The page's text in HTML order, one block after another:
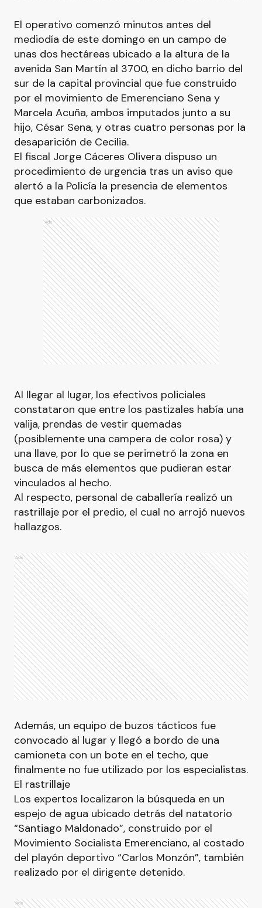
El operativo comenzó minutos antes del
mediodía de este domingo en un campo de
unas dos hectáreas ubicado a la altura de la
avenida San Martín al 3700, en dicho barrio del
sur de la capital provincial que fue construido
por el movimiento de Emerenciano Sena y
Marcela Acuña, ambos imputados junto a su
hijo, César Sena, y otras cuatro personas por la
desaparición de Cecilia.
El fiscal Jorge Cáceres Olivera dispuso un
procedimiento de urgencia tras un aviso que
alertó a la Policía la presencia de elementos
que estaban carbonizados.
Ads
Al llegar al lugar, los efectivos policiales
constataron que entre los pastizales había una
valija, prendas de vestir quemadas
(posiblemente una campera de color rosa) y
una llave, por lo que se perimetró la zona en
busca de más elementos que pudieran estar
vinculados al hecho.
Al respecto, personal de caballería realizó un
rastrillaje por el predio, el cual no arrojó nuevos
hallazgos.
Ads
Además, un equipo de buzos tácticos fue
convocado al lugar y llegó a bordo de una
camioneta con un bote en el techo, que
finalmente no fue utilizado por los especialistas.
El rastrillaje
Los expertos localizaron la búsqueda en un
espejo de agua ubicado detrás del natatorio
“Santiago Maldonado”, construido por el
Movimiento Socialista Emerenciano, al costado
del playón deportivo “Carlos Monzón”, también
realizado por el dirigente detenido.
Ads